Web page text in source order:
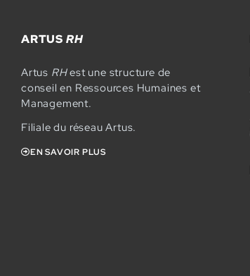
ARTUS RH
Artus RHest une structure de
conseil en Ressources Humaines et
Management.
Filiale du réseau Artus.
EN SAVOIR PLUS